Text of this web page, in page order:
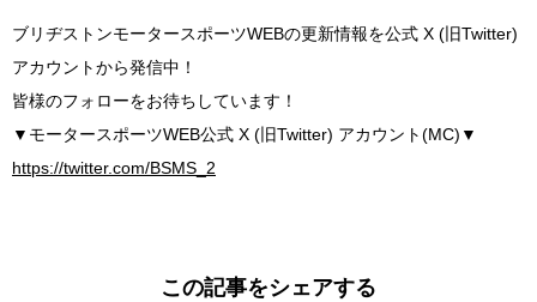
ブリヂストンモータースポーツWEBの更新情報を公式 X (旧Twitter)
アカウントから発信中！
皆様のフォローをお待ちしています！
▼モータースポーツWEB公式 X (旧Twitter) アカウント(MC)▼
https://twitter.com/BSMS_2
この記事をシェアする